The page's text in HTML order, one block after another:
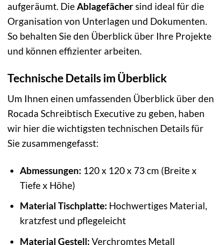
aufgeräumt. DieAblagefächersind ideal für die
Organisation von Unterlagen und Dokumenten.
So behalten Sie den Überblick über Ihre Projekte
und können effizienter arbeiten.
Technische Details im Überblick
Um Ihnen einen umfassenden Überblick über den
Rocada Schreibtisch Executive zu geben, haben
wir hier die wichtigsten technischen Details für
Sie zusammengefasst:
Abmessungen: 120 x 120 x 73 cm (Breite x
Tiefe x Höhe)
Material Tischplatte: Hochwertiges Material,
kratzfest und pflegeleicht
Material Gestell: Verchromtes Metall